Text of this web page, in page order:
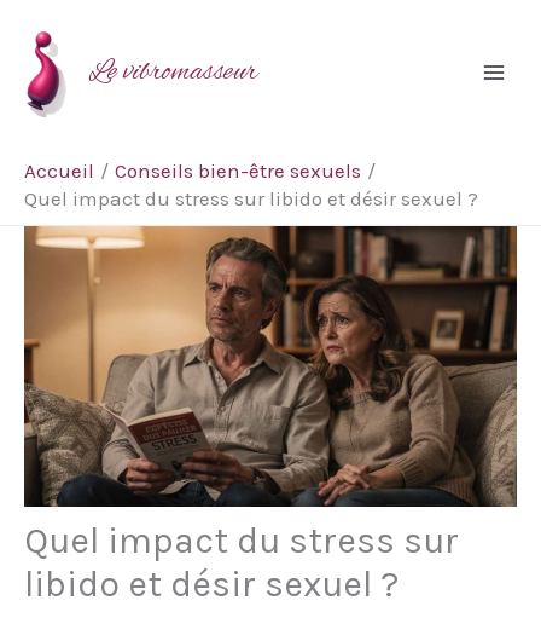
contenu
Le vibromasseur
Accueil
Conseils bien-être sexuels
Quel impact du stress sur libido et désir sexuel ?
Quel impact du stress sur
libido et désir sexuel ?